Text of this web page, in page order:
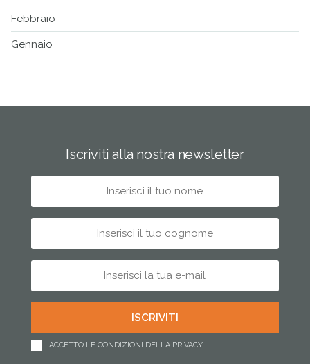
Febbraio
Gennaio
Iscriviti alla nostra newsletter
ACCETTO LE CONDIZIONI DELLA PRIVACY